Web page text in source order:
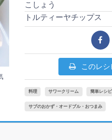
こしょう
トルティーヤチップス
このレ
料理 サワークリーム 簡単レシピ
サブのおかず・オードブル・おつまみ